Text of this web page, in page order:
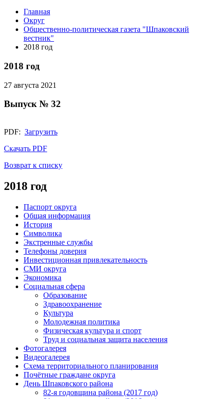
Главная
Округ
Общественно-политическая газета "Шпаковский
вестник"
2018 год
2018 год
27 августа 2021
Выпуск № 32
PDF: Загрузить
Скачать PDF
Возврат к списку
2018 год
Паспорт округа
Общая информация
История
Символика
Экстренные службы
Телефоны доверия
Инвестиционная привлекательность
СМИ округа
Экономика
Социальная сфера
Образование
Здравоохранение
Культура
Молодежная политика
Физическая культура и спорт
Труд и социальная защита населения
Фотогалерея
Видеогалерея
Схема территориального планирования
Почётные граждане округа
День Шпаковского района
82-я годовщина района (2017 год)